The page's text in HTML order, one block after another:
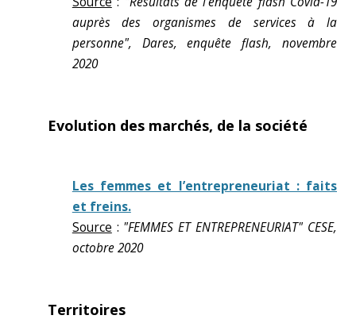
auprès des organismes de services à la
personne", Dares, enquête flash, novembre
2020
Evolution des marchés, de la société
Les femmes et l’entrepreneuriat : faits
et freins.
Source : "FEMMES ET ENTREPRENEURIAT" CESE,
octobre 2020
Territoires